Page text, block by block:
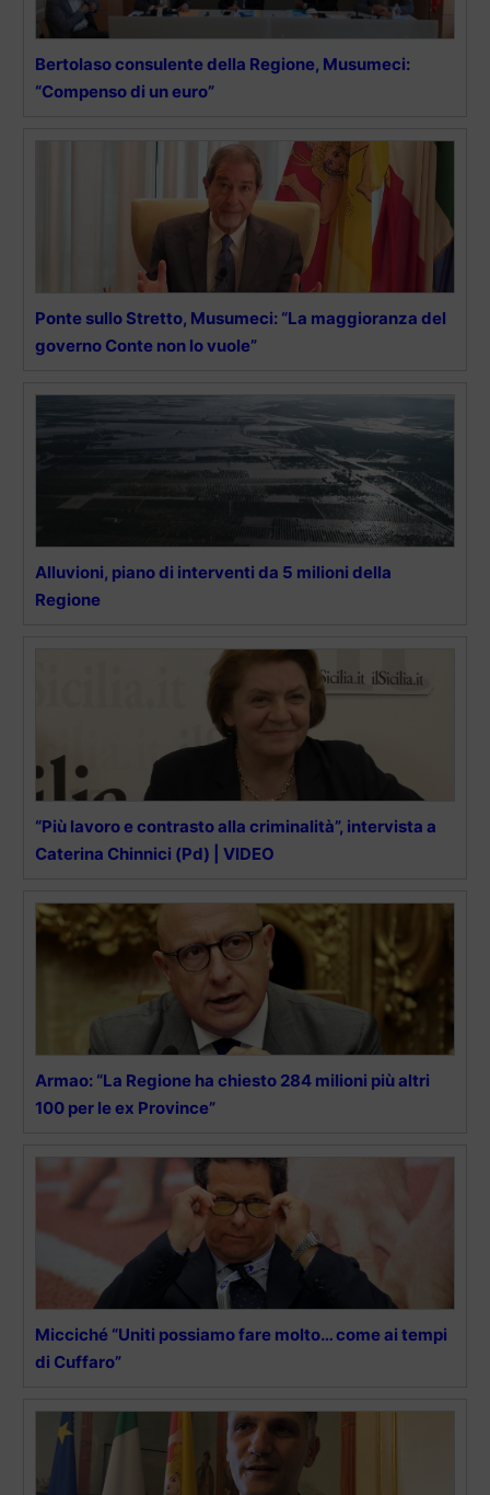
Bertolaso consulente della Regione, Musumeci:
“Compenso di un euro”
Ponte sullo Stretto, Musumeci: “La maggioranza del
governo Conte non lo vuole”
Alluvioni, piano di interventi da 5 milioni della
Regione
“Più lavoro e contrasto alla criminalità”, intervista a
Caterina Chinnici (Pd) | VIDEO
Armao: “La Regione ha chiesto 284 milioni più altri
100 per le ex Province”
Micciché “Uniti possiamo fare molto… come ai tempi
di Cuffaro”